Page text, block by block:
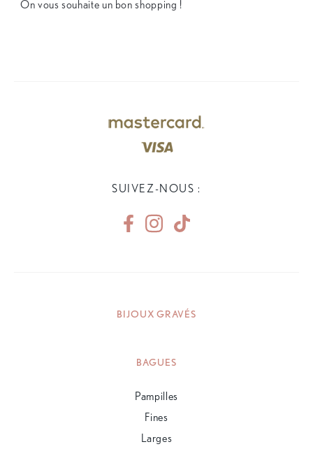
On vous souhaite un bon shopping !
SUIVEZ-NOUS :
BIJOUX GRAVÉS
BAGUES
Pampilles
Fines
Larges